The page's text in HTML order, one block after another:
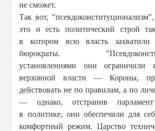
не сможет.
Так вот,
это и есть политический строй
в котором всю власть захватили
бюрократы.
установлениями они ограничили
верховной власти — Короны,
действовать не по правилам, а по
— однако, отстранив
в политике, они обеспечили для
комфортный режим. Царство